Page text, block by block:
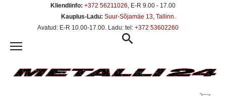
Kliendiinfo: +372 56211026, E-R 9.00 - 17.00
Kauplus-Ladu: Suur-Sõjamäe 13, Tallinn.
Avatud: E-R 10.00-17.00. Ladu: tel: +372 53602260